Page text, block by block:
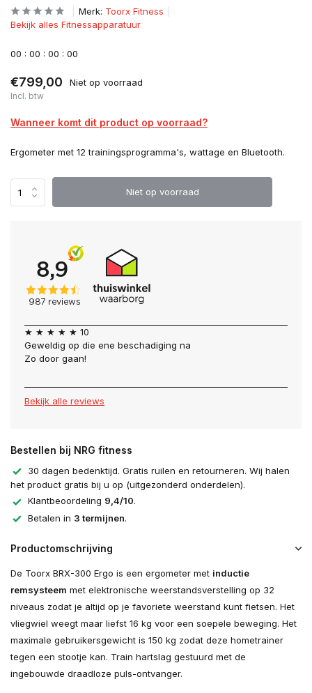
Merk: Toorx Fitness
Bekijk alles Fitnessapparatuur
00 : 00 : 00 : 00
€799,00 Niet op voorraad
Incl. btw
Wanneer komt dit product op voorraad?
Ergometer met 12 trainingsprogramma's, wattage en Bluetooth.
Niet op voorraad
★ ★ ★ ★ ★ 10
Geweldig op die ene beschadiging na
Zo door gaan!
Bekijk alle reviews
Bestellen bij NRG fitness
30 dagen bedenktijd. Gratis ruilen en retourneren. Wij halen
het product gratis bij u op (uitgezonderd onderdelen).
Klantbeoordeling 9,4/10.
Betalen in 3 termijnen.
Productomschrijving
De Toorx BRX-300 Ergo is een ergometer met inductie
remsysteem met elektronische weerstandsverstelling op 32
niveaus zodat je altijd op je favoriete weerstand kunt fietsen. Het
vliegwiel weegt maar liefst 16 kg voor een soepele beweging. Het
maximale gebruikersgewicht is 150 kg zodat deze hometrainer
tegen een stootje kan. Train hartslag gestuurd met de
ingebouwde draadloze puls-ontvanger.